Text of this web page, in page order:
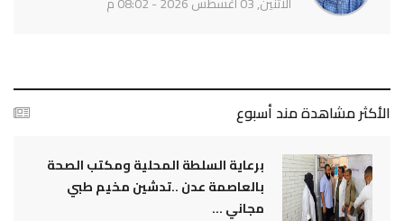
الأكثر مشاهدة مند أسبوع
برعاية السلطة المحلية ومكتب الصحة
بالعاصمة عدن ..تدشين مخيم طبي
مجاني ...